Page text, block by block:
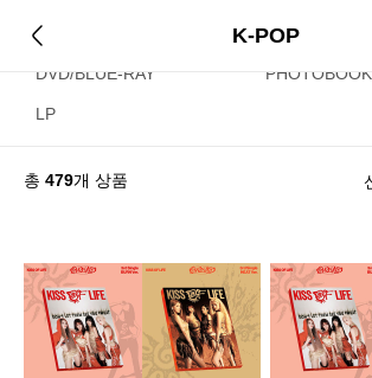
K-POP
CD KIHNO/KIT
DVD/BLUE-RAY PHOTOBOOK
LP
총 479개 상품